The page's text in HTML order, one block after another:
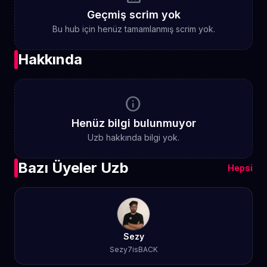
Geçmiş scrim yok
Bu hub için henüz tamamlanmış scrim yok.
Hakkında
info
Henüz bilgi bulunmuyor
Uzb hakkında bilgi yok.
Bazı Üyeler Uzb Hepsi
Sezy
Sezy7isBACK